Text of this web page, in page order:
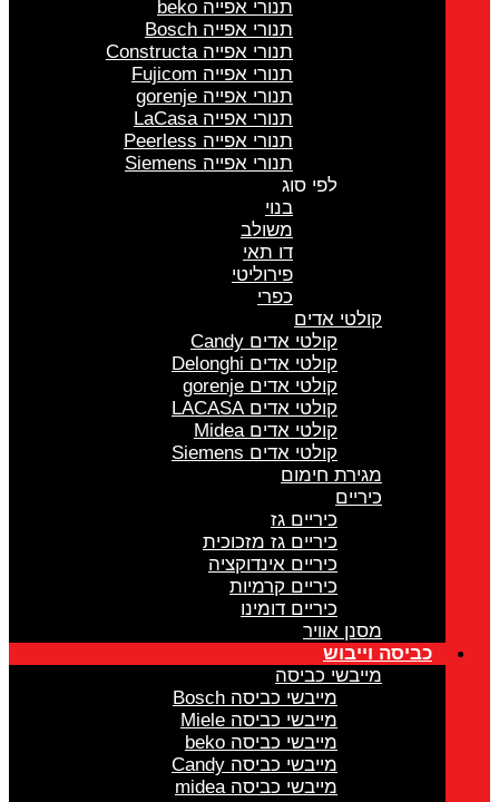
תנורי אפייה beko
תנורי אפייה Bosch
תנורי אפייה Constructa
תנורי אפייה Fujicom
תנורי אפייה gorenje
תנורי אפייה LaCasa
תנורי אפייה Peerless
תנורי אפייה Siemens
לפי סוג
בנוי
משולב
דו תאי
פירוליטי
כפרי
קולטי אדים
קולטי אדים Candy
קולטי אדים Delonghi
קולטי אדים gorenje
קולטי אדים LACASA
קולטי אדים Midea
קולטי אדים Siemens
מגירת חימום
כיריים
כיריים גז
כיריים גז מזכוכית
כיריים אינדוקציה
כיריים קרמיות
כיריים דומינו
מסנן אוויר
כביסה וייבוש
מייבשי כביסה
מייבשי כביסה Bosch
מייבשי כביסה Miele
מייבשי כביסה beko
מייבשי כביסה Candy
מייבשי כביסה midea